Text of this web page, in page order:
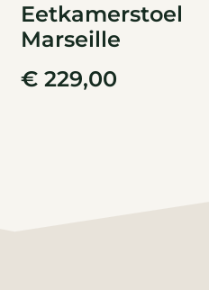
Eetkamerstoel
Marseille
€229,00